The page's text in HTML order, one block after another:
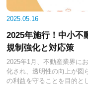
2025.05.16
2025年施行！中小不
規制強化と対応策
2025年1月、不動産業界に
化され、透明性の向上が図
の利益を守ることを目的と